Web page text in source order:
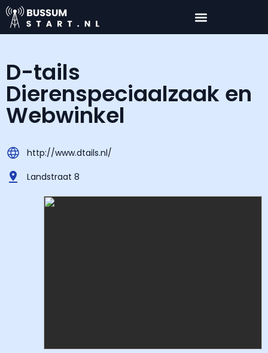
D-tails
Dierenspeciaalzaak en
Webwinkel
http://www.dtails.nl/
Landstraat 8